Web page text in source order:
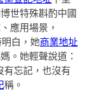
世特殊斟酌中國
應用場景，
明白，她商業地址
。她輕聲說道：
有忘記，也沒有
稱。